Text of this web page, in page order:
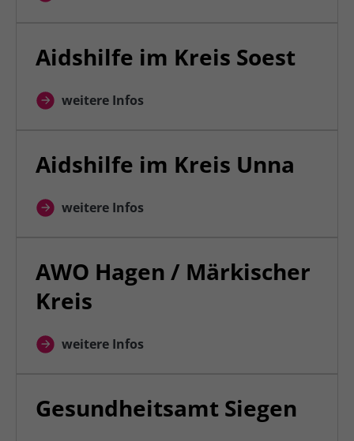
Aidshilfe im Kreis Soest
weitere Infos
Aidshilfe im Kreis Unna
weitere Infos
AWO Hagen / Märkischer
Kreis
weitere Infos
Gesundheitsamt Siegen